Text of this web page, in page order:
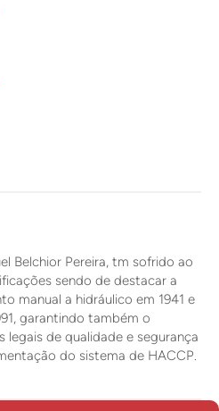
Belchior Pereira, tm sofrido ao
sendo de destacar a
manual a hidráulico em 1941 e
garantindo também o
de qualidade e segurança
do sistema de HACCP.